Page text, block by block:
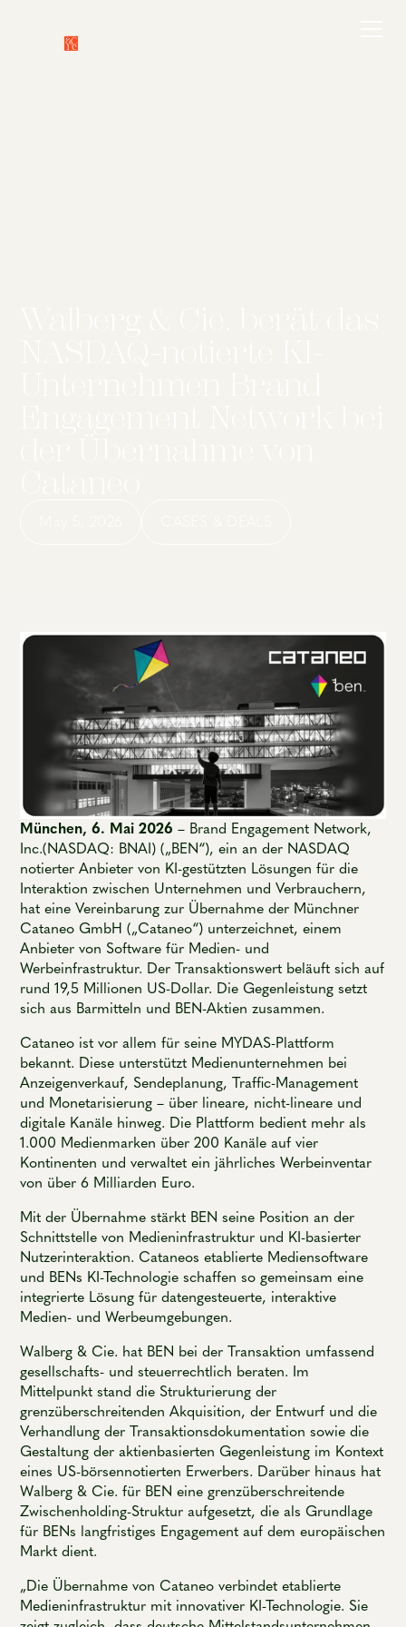
München, 6. Mai 2026 – Brand Engagement Network,
Inc.(NASDAQ: BNAI) („BEN“), ein an der NASDAQ
notierter Anbieter von KI-gestützten Lösungen für die
Interaktion zwischen Unternehmen und Verbrauchern,
hat eine Vereinbarung zur Übernahme der Münchner
Cataneo GmbH („Cataneo“) unterzeichnet, einem
Anbieter von Software für Medien- und
Werbeinfrastruktur. Der Transaktionswert beläuft sich auf
rund 19,5 Millionen US-Dollar. Die Gegenleistung setzt
sich aus Barmitteln und BEN-Aktien zusammen.
Cataneo ist vor allem für seine MYDAS-Plattform
bekannt. Diese unterstützt Medienunternehmen bei
Anzeigenverkauf, Sendeplanung, Traffic-Management
und Monetarisierung – über lineare, nicht-lineare und
digitale Kanäle hinweg. Die Plattform bedient mehr als
1.000 Medienmarken über 200 Kanäle auf vier
Kontinenten und verwaltet ein jährliches Werbeinventar
von über 6 Milliarden Euro.
Mit der Übernahme stärkt BEN seine Position an der
Schnittstelle von Medieninfrastruktur und KI-basierter
Nutzerinteraktion. Cataneos etablierte Mediensoftware
und BENs KI-Technologie schaffen so gemeinsam eine
integrierte Lösung für datengesteuerte, interaktive
Medien- und Werbeumgebungen.
Walberg & Cie. hat BEN bei der Transaktion umfassend
gesellschafts- und steuerrechtlich beraten. Im
Mittelpunkt stand die Strukturierung der
grenzüberschreitenden Akquisition, der Entwurf und die
Verhandlung der Transaktionsdokumentation sowie die
Gestaltung der aktienbasierten Gegenleistung im Kontext
eines US-börsennotierten Erwerbers. Darüber hinaus hat
Walberg & Cie. für BEN eine grenzüberschreitende
Zwischenholding-Struktur aufgesetzt, die als Grundlage
für BENs langfristiges Engagement auf dem europäischen
Markt dient.
„Die Übernahme von Cataneo verbindet etablierte
Medieninfrastruktur mit innovativer KI-Technologie. Sie